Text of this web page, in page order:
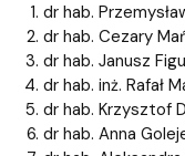
dr hab.
dr hab. Cezary
dr hab. Janusz
dr hab. inż. Rafał
dr hab. Krzysztof
dr hab. Anna